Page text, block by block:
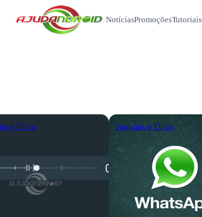
/NotíciasPromoçõesTutoriais
e Dicas Tutoriais e Dicas